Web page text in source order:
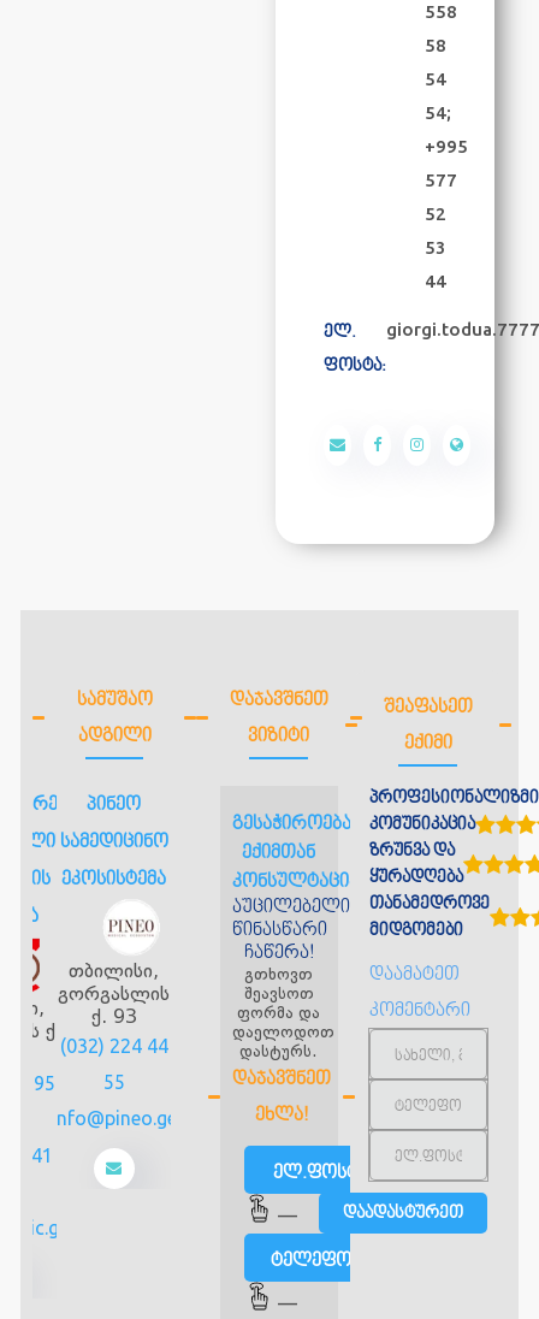
558
58
54
54;
+995
577
52
53
44
ელ.
ფოსტა:
ᲡᲐᲛᲣᲨᲐᲝ
ᲐᲓᲒᲘᲚᲘ
ქ
2 95
41
პინეო
სამედიცინო
ეკოსისტემა
თბილისი,
გორგასლის
ქ. 93
(032) 224 44
55
info@pineo.ge
ᲓᲐᲯᲐᲕᲨᲜᲔᲗ
ᲕᲘᲖᲘᲢᲘ
გესაჭიროებათ
ექიმთან
კონსულტაცია?
აუცილებელია
წინასწარი
ჩაწერა!
გთხოვთ
შეავსოთ
ფორმა და
დაელოდოთ
დასტურს.
ᲓᲐᲯᲐᲕᲨᲜᲔᲗ
ᲔᲮᲚᲐ!
ელ.ფოსტით
—
ტელეფონით
—
ᲨᲔᲐᲤᲐᲡᲔᲗ
ᲔᲥᲘᲛᲘ
პროფესიონალიზმი
კომუნიკაცია
ზრუნვა და
ყურადღება
თანამედროვე
მიდგომები
დაამატეთ
კომენტარი